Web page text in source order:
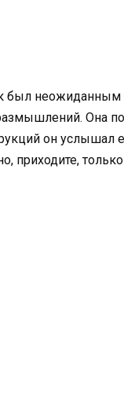
был
Она
он
приходите,